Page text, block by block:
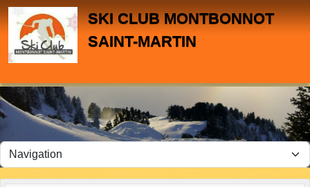
SKI CLUB MONTBONNOT
SAINT-MARTIN
Panneau de gestion des cookies